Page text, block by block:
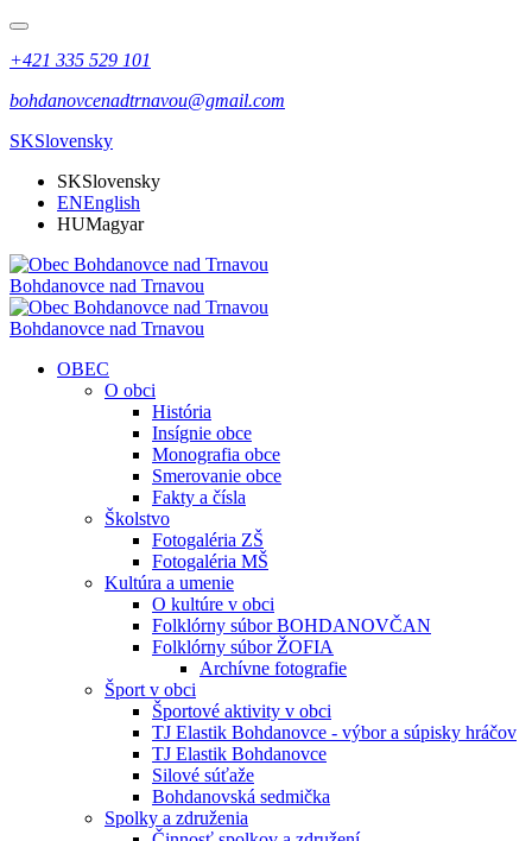
+421 335 529 101
bohdanovcenadtrnavou@gmail.com
SKSlovensky
SKSlovensky
ENEnglish
HUMagyar
Bohdanovce nad Trnavou
Bohdanovce nad Trnavou
OBEC
O obci
História
Insígnie obce
Monografia obce
Smerovanie obce
Fakty a čísla
Školstvo
Fotogaléria ZŠ
Fotogaléria MŠ
Kultúra a umenie
O kultúre v obci
Folklórny súbor BOHDANOVČAN
Folklórny súbor ŽOFIA
Archívne fotografie
Šport v obci
Športové aktivity v obci
TJ Elastik Bohdanovce - výbor a súpisky hráčov
TJ Elastik Bohdanovce
Silové súťaže
Bohdanovská sedmička
Spolky a združenia